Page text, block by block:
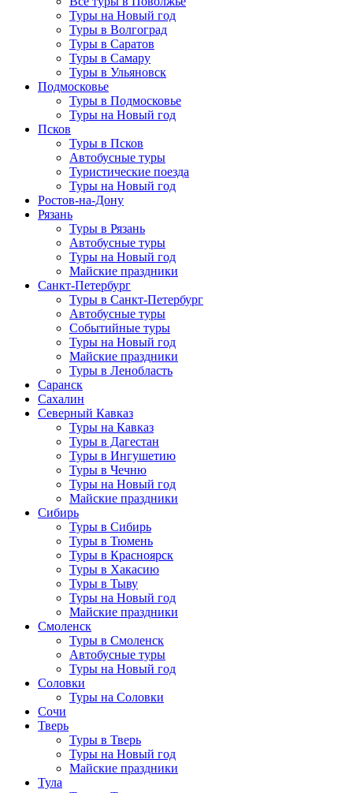
Туры на Новый год
Туры в Волгоград
Туры в Саратов
Туры в Самару
Туры в Ульяновск
Подмосковье
Туры в Подмосковье
Туры на Новый год
Псков
Туры в Псков
Автобусные туры
Туристические поезда
Туры на Новый год
Ростов-на-Дону
Рязань
Туры в Рязань
Автобусные туры
Туры на Новый год
Майские праздники
Санкт-Петербург
Туры в Санкт-Петербург
Автобусные туры
Событийные туры
Туры на Новый год
Майские праздники
Туры в Ленобласть
Саранск
Сахалин
Северный Кавказ
Туры на Кавказ
Туры в Дагестан
Туры в Ингушетию
Туры в Чечню
Туры на Новый год
Майские праздники
Сибирь
Туры в Сибирь
Туры в Тюмень
Туры в Красноярск
Туры в Хакасию
Туры в Тыву
Туры на Новый год
Майские праздники
Смоленск
Туры в Смоленск
Автобусные туры
Туры на Новый год
Соловки
Туры на Соловки
Сочи
Тверь
Туры в Тверь
Туры на Новый год
Майские праздники
Тула